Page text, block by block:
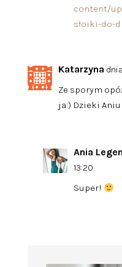
content/
słoiki-do-
Katarzyna
Ze sporym
ja:) Dzieki
Ania
13:20
Super!